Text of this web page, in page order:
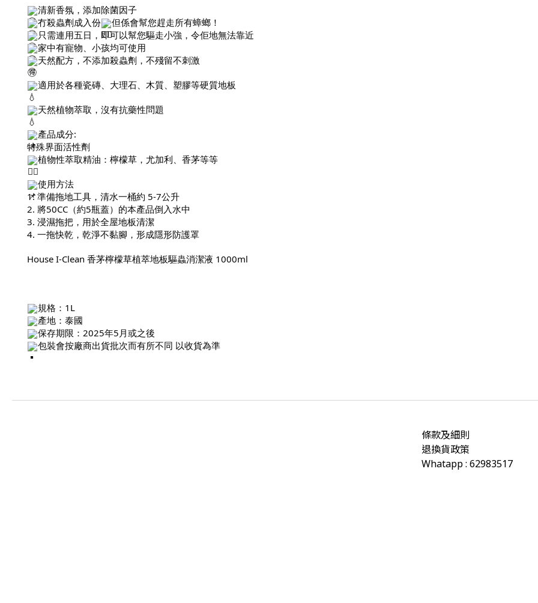
清新香氛，添加除菌因子
冇殺蟲劑成入份
但係會幫您趕走所有蟑螂！
只需連用五日，即可以幫您驅走小強，令佢地無法靠近
家中有寵物、小孩均可使用
天然配方，不添加殺蟲劑，不殘留不刺激
適用於各種瓷磚、大理石、木質、塑膠等硬質地板
天然植物萃取，沒有抗藥性問題
產品成分:
特殊界面活性劑
植物性萃取精油：檸檬草，尤加利、香茅等等
使用方法
1. 準備拖地工具，清水一桶約 5-7公升
2. 將50CC（約5瓶蓋）的本產品倒入水中
3. 浸濕拖把，用於全屋地板清潔
4. 一拖快乾，乾淨不黏腳，形成隱形防護罩
House I-Clean 香茅檸檬草植萃地板驅蟲消潔液 1000ml
規格：1L
產地：泰國
保存期限：2025年5月或之後
包裝會按廠商出貨批次而有所不同 以收貨為準
條款及細則
退換貨政策
Whatapp : 62983517